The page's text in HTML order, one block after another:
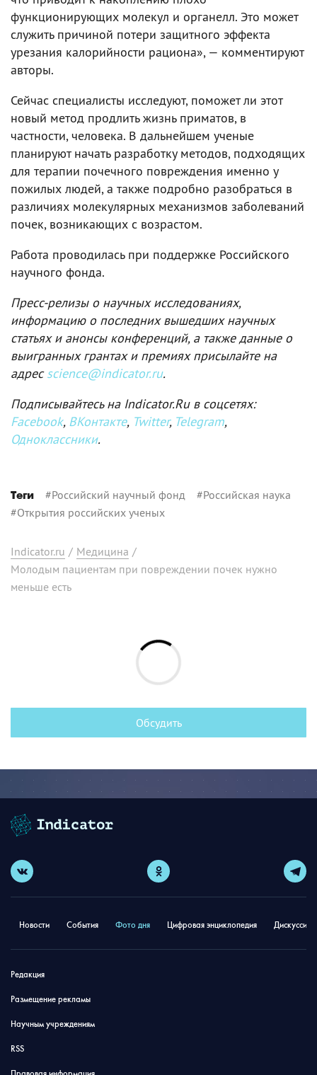
функционирующих молекул и органелл. Это может
служить причиной потери защитного эффекта
урезания калорийности рациона», — комментируют
авторы.
Сейчас специалисты исследуют, поможет ли этот
новый метод продлить жизнь приматов, в
частности, человека. В дальнейшем ученые
планируют начать разработку методов, подходящих
для терапии почечного повреждения именно у
пожилых людей, а также подробно разобраться в
различиях молекулярных механизмов заболеваний
почек, возникающих с возрастом.
Работа проводилась при поддержке Российского
научного фонда.
Пресс-релизы о научных исследованиях,
информацию о последних вышедших научных
статьях и анонсы конференций, а также данные о
выигранных грантах и премиях присылайте на
адресscience@indicator.ru.
Подписывайтесь на Indicator.Ru в соцсетях:
Facebook, ВКонтакте, Twitter, Telegram,
Одноклассники.
Теги #Российский научный фонд #Российская наука
#Открытия российских ученых
Indicator.ru / Медицина /
Молодым пациентам при повреждении почек нужно
меньше есть
Обсудить
Новости События Фото дня Цифровая энциклопедия
Редакция
Размещение рекламы
Научным учреждениям
RSS